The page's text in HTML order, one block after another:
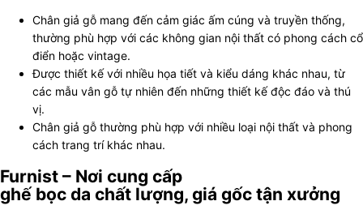
Chân giả gỗ mang đến cảm giác ấm cúng và truyền thống,
thường phù hợp với các không gian nội thất có phong cách cổ
điển hoặc vintage.
Được thiết kế với nhiều họa tiết và kiểu dáng khác nhau, từ
các mẫu vân gỗ tự nhiên đến những thiết kế độc đáo và thú
vị.
Chân giả gỗ thường phù hợp với nhiều loại nội thất và phong
cách trang trí khác nhau.
Furnist – Nơi cung cấp
ghế bọc da chất lượng, giá gốc tận xưởng